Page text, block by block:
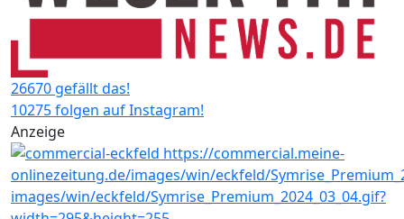
26670 gefällt das!
10275 folgen auf Instagram!
Anzeige